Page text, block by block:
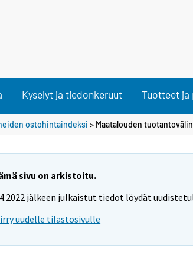
Kyselyt ja tiedonkeruut Tuotteet ja
ostohintaindeksi > Maatalouden
sivu on arkistoitu.
jälkeen julkaistut tiedot löydät
uudelle tilastosivulle